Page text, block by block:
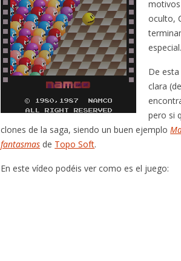
oculto,
especial.
De
clara
pero si
clones de la saga, siendo un buen ejemplo
fantasmas de Topo Soft.
En este vídeo podéis ver como es el juego: